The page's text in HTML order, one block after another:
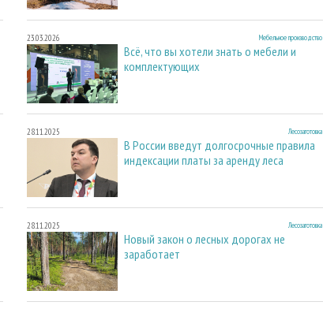
23.03.2026 Мебельное производство
Всё, что вы хотели знать о мебели и
комплектующих
28.11.2025 Лесозаготовка
В России введут долгосрочные правила
индексации платы за аренду леса
28.11.2025 Лесозаготовка
Новый закон о лесных дорогах не
заработает